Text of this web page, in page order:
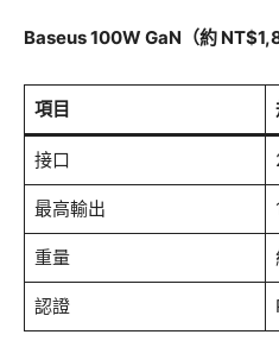
Baseus 100W GaN（約
項目
接口
最高輸出
重量
認證